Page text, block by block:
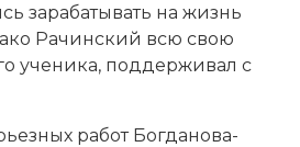
зарабатывать на жизнь
Рачинский всю свою
ученика, поддерживал с
работ Богданова-